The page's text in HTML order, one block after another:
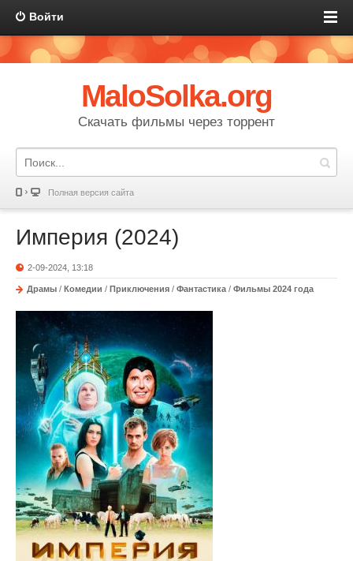
Войти
MaloSolka.org
Скачать фильмы через торрент
Полная версия сайта
Империя (2024)
2-09-2024, 13:18
Драмы / Комедии / Приключения / Фантастика / Фильмы 2024 года